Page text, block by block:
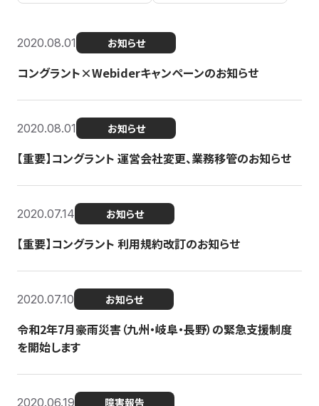
2020.08.01 お知らせ
コングラント×Webiderキャンペーンのお知らせ
2020.08.01 お知らせ
【重要】コングラント 運営会社変更、業務移管のお知らせ
2020.07.14 お知らせ
【重要】コングラント 利用規約改訂のお知らせ
2020.07.10 お知らせ
令和2年7月豪雨災害（九州・岐阜・長野）の緊急支援制度
を開始します
2020.06.19 障害報告